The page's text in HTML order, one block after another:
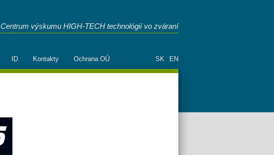
Centrum výskumu HIGH-TECH technológií vo zváraní
SK EN
ID Kontakty Ochrana OÚ